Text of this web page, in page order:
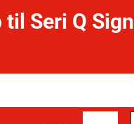
Seri Q Sign